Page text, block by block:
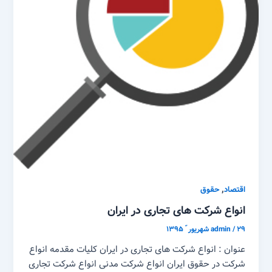
اقتصاد,حقوق
انواع شرکت های تجاری در ایران
admin/۲۹ شهریور ّ ۱۳۹۵
عنوان : انواع شرکت های تجاری در ایران کلیات مقدمه انواع
شرکت در حقوق ایران انواع شرکت مدنی انواع شرکت تجاری